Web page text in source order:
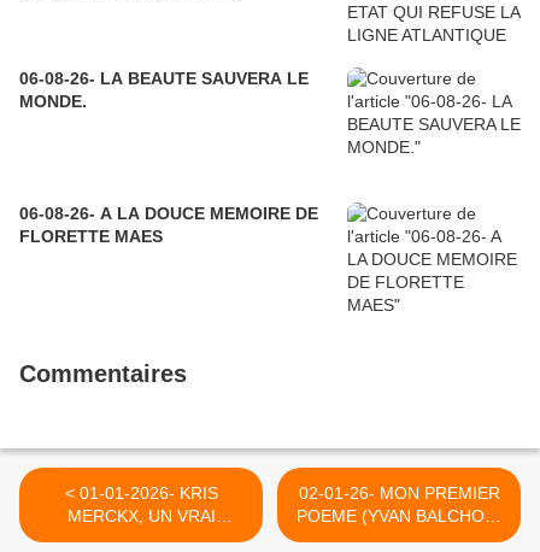
06-08-26- LA BEAUTE SAUVERA LE
MONDE.
06-08-26- A LA DOUCE MEMOIRE DE
FLORETTE MAES
Commentaires
< 01-01-2026- KRIS
MERCKX, UN VRAI
MEDECIN POUR LE
02-01-26- MON PREMIER
POEME (YVAN BALCHOY)
>